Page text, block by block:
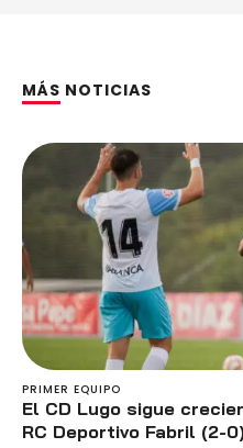
MÁS NOTICIAS
PRIMER EQUIPO
El CD Lugo sigue
RC Deportivo Fabril (2-